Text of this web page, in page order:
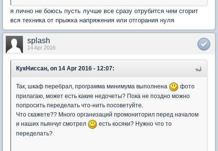
я лично не боюсь пусть лучше все сразу отрубится чем сгорит
вся техника от прыжка напряжения или отгорания нуля
splash
14 Apr 2016
КукНиссан, on 14 Apr 2016 - 12:07:
Так, шкаф перебрал, программа минимума выполнена
фото
прилагаю, может есть какие недочеты? Пока не поздно можно
попросить переделать что-нить посоветуйте.
Что скажете?? Много организаций промониторил перед началом
и наших пьянчуг смотрел
есть косяки? Нужно что то
переделать?